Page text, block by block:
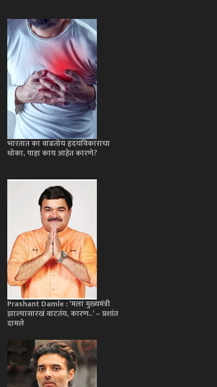
भारतात का वाढतोय हृदयविकाराचा
धोका, पाहा काय आहेत कारणे?
Prashant Damle : ‘मला मुख्यमंत्री
झाल्यासारखं वाटतंय, कारण..’ – प्रशांत
दामले